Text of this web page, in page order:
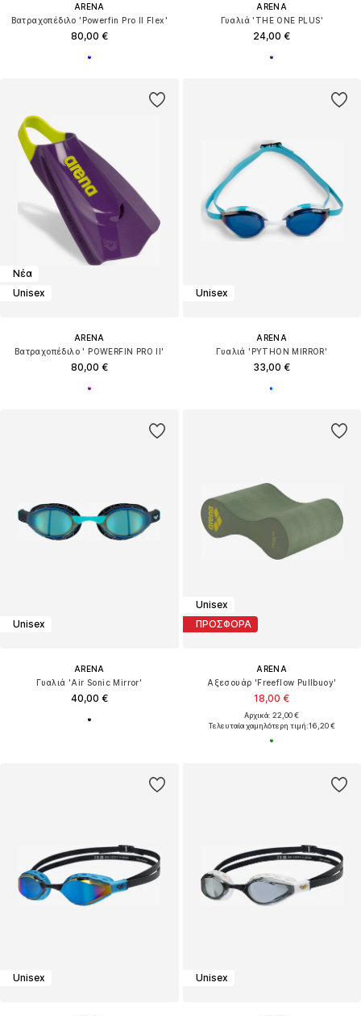
ARENA
Βατραχοπέδιλο 'Powerfin Pro II Flex'
80,00 €
ARENA
Γυαλιά 'THE ONE PLUS'
24,00 €
Νέα
Unisex
ARENA
Βατραχοπέδιλο ' POWERFIN PRO II'
80,00 €
Unisex
ARENA
Γυαλιά 'PYTHON MIRROR'
33,00 €
Unisex
ARENA
Γυαλιά 'Air Sonic Mirror'
40,00 €
Unisex
ΠΡΟΣΦΟΡΑ
ARENA
Αξεσουάρ 'Freeflow Pullbuoy'
18,00 €
Αρχικά: 22,00 €
Τελευταία χαμηλότερη τιμή:16,20 €
Unisex Unisex